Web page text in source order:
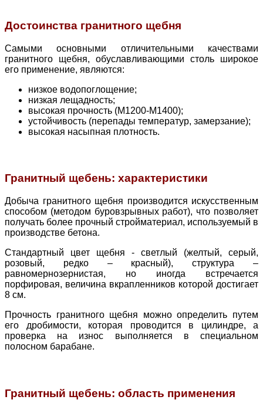
Достоинства гранитного щебня
Самыми основными отличительными качествами
гранитного щебня, обуславливающими столь широкое
его применение, являются:
низкое водопоглощение;
низкая лещадность;
высокая прочность (М1200-М1400);
устойчивость (перепады температур, замерзание);
высокая насыпная плотность.
Гранитный щебень: характеристики
Добыча гранитного щебня производится искусственным
способом (методом буровзрывных работ), что позволяет
получать более прочный стройматериал, используемый в
производстве бетона.
Стандартный цвет щебня - светлый (желтый, серый,
розовый, редко – красный), структура –
равномернозернистая, но иногда встречается
порфировая, величина вкрапленников которой достигает
8 см.
Прочность гранитного щебня можно определить путем
его дробимости, которая проводится в цилиндре, а
проверка на износ выполняется в специальном
полосном барабане.
Гранитный щебень: область применения